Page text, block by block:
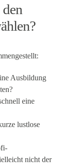
Ausbildung
eine
lustlose
nicht der